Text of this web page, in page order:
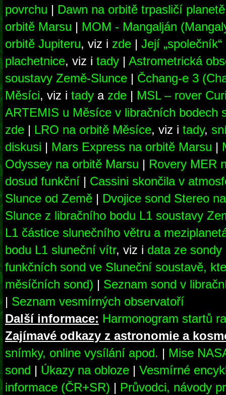
povrchu
Dawn na orbitě trpasličí
orbitě Marsu
MOM - Mangalján
orbitě Jupiteru, viz i zde
Její
plachetnice, viz i tady
Astrometrická
soustavy Země-Slunce
Čchang-e 3
Měsíci, viz i tady a zde
MSL – rover
ARTEMIS u Měsíce v libračních bodech
zde
LRO na orbitě Měsíce, viz i tady,
diskusi
Mars Express na orbitě Marsu
Odyssey na orbitě Marsu
Rovery MER
dosud funkční
Cassini skončila v
Slunce od Země
Dvojice sond Stereo
Slunce z libračního bodu L1 soustavy
L1 částice slunečního větru a
bodu L1 sluneční vítr, viz i data ze sondy
funkčních sond ve Sluneční soustavě,
měsíčních sond)
Seznam sond v
Seznam vesmírných observatoří
Další informace: Harmonogram startů
Zajímavé odkazy z astronomie a
snímky, online vysílání apod.
Mise
sond
Úkazy na obloze
Vesmírné
informace (ČR+SR)
Průvodci, návody